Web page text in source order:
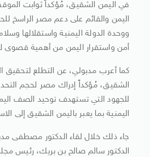
في اليمن الشقيق، مُؤكداً ثوابت
اليمن والقائم على دعم مصر الراسخ
ووحدة الدولة اليمنية واستقلالها
أمن واستقرار اليمن من أهمية قصوى
كما أعرب مدبولي، عن التطلع لتحقيق
الشقيق، مُؤكداً إدراك مصر لحجم
للجهود التي تستهدف توحيد الصف
اليمنية بما يعبر باليمن الشقيق إلى
جاء ذلك خلال لقاء الدكتور مصطفى
الدكتور سالم صالح بن بريك، رئيس